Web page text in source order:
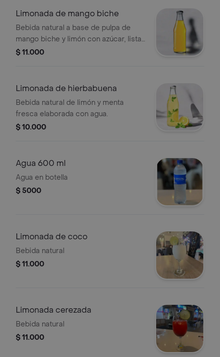
Limonada de mango biche
Bebida natural a base de pulpa de
mango biche y limón con azúcar, lista
para licuar y servir.
$ 11.000
Limonada de hierbabuena
Bebida natural de limón y menta
fresca elaborada con agua.
$ 10.000
Agua 600 ml
Agua en botella
$ 5000
Limonada de coco
Bebida natural
$ 11.000
Limonada cerezada
Bebida natural
$ 11.000